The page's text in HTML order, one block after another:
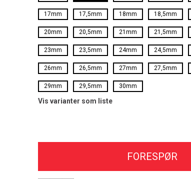
17mm 17,5mm 18mm 18,5mm
20mm 20,5mm 21mm 21,5mm
23mm 23,5mm 24mm 24,5mm
26mm 26,5mm 27mm 27,5mm
29mm 29,5mm 30mm
Vis varianter som liste
FORESPØR